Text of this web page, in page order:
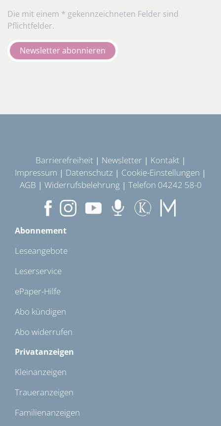
Die mit einem * gekennzeichneten Felder sind
Pflichtfelder.
Newsletter abonnieren
Barrierefreiheit | Newsletter| Kontakt |
Impressum | Datenschutz | Cookie-Einstellungen |
AGB | Widerrufsbelehrung| Telefon 04242 58-0
Abonnement
Leseangebote
Leserservice
ePaper-Hilfe
Abo kündigen
Abo widerrufen
Privatanzeigen
Kleinanzeigen
Traueranzeigen
Familienanzeigen